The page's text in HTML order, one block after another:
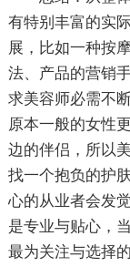
有特别丰富的实
展，比如一种按
法、产品的营销
求美容师必需不
原本一般的女性
边的伴侣，所以
找一个抱负的护
心的从业者会发
是专业与贴心，
最为关注与选择